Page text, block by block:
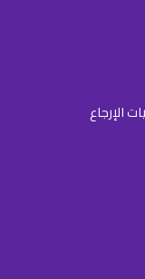
الإرجاع